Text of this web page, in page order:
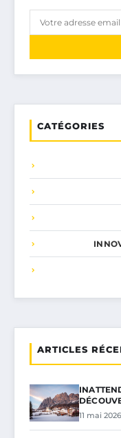
CATÉGORIES
ARTICLES
11 mai 2026